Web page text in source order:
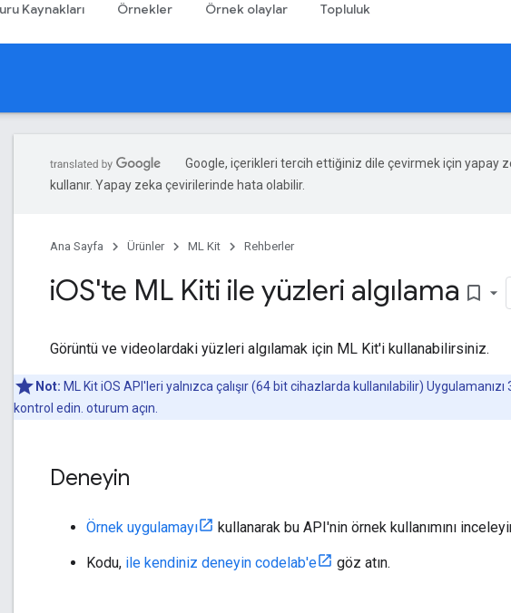
Kaynakları Örnekler Örnek olaylar Topluluk
Google, içerikleri tercih ettiğiniz dile çevirmek için yapay
kullanır. Yapay zeka çevirilerinde hata olabilir.
Ana Sayfa Ürünler ML Kit Rehberler
iOS'te ML Kiti ile yüzleri algılama bookmark_border
Görüntü ve videolardaki yüzleri algılamak için ML Kit'i kullanabilirsiniz.
Not: ML Kit iOS API'leri yalnızca çalışır (64 bit cihazlarda kullanılabilir)
kontrol edin. oturum açın.
Deneyin
Örnek uygulamayı kullanarak bu API'nin örnek kullanımını
Kodu, ile kendiniz deneyin codelab'e göz atın.